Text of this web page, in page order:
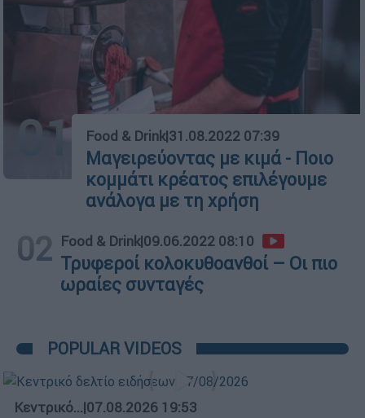
01 Food & Drink|31.08.2022 07:39
Μαγειρεύοντας με κιμά - Ποιο
κομμάτι κρέατος επιλέγουμε
ανάλογα με τη χρήση
02 Food & Drink|09.06.2022 08:10
Τρυφεροί κολοκυθοανθοί – Οι πιο
ωραίες συνταγές
POPULAR VIDEOS
Κεντρικό...|07.08.2026 19:53